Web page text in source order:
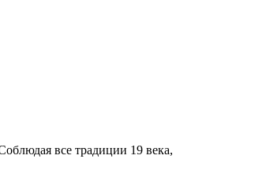
все традиции 19 века,